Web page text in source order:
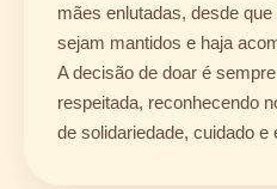
mães enlutadas, desde
sejam mantidos e haja
A decisão de doar é
respeitada, reconhecendo
de solidariedade, cuidado e